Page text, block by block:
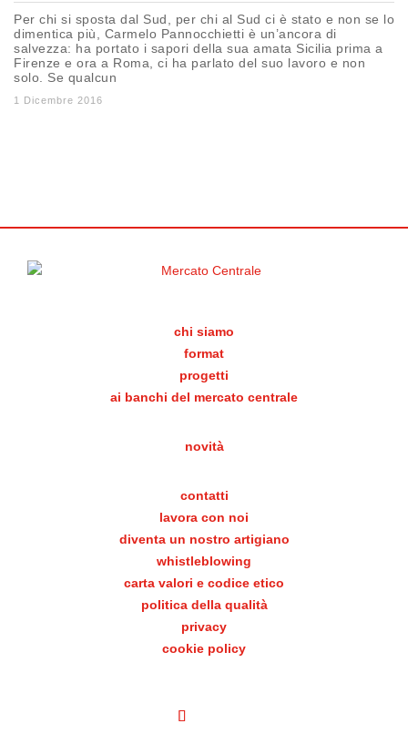
Per chi si sposta dal Sud, per chi al Sud ci è stato e non se lo
dimentica più, Carmelo Pannocchietti è un’ancora di
salvezza: ha portato i sapori della sua amata Sicilia prima a
Firenze e ora a Roma, ci ha parlato del suo lavoro e non
solo. Se qualcun
1 Dicembre 2016
chi siamo
format
progetti
ai banchi del mercato centrale
novità
contatti
lavora con noi
diventa un nostro artigiano
whistleblowing
carta valori e codice etico
politica della qualità
privacy
cookie policy